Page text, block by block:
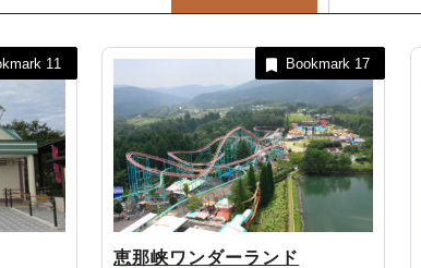
11
恵那峡ワンダーランド
Bookmark 17